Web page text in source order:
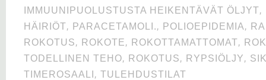
IMMUUNIPUOLUSTUSTA HEIKENTÄVÄT ÖLJYT,
HÄIRIÖT, PARACETAMOLI., POLIOEPIDEMIA,
ROKOTUS, ROKOTE, ROKOTTAMATTOMAT,
TODELLINEN TEHO, ROKOTUS, RYPSIÖLJY,
TIMEROSAALI , TULEHDUSTILAT